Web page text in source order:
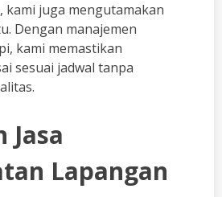
kami juga mengutamakan
Dengan manajemen
kami memastikan
sesuai jadwal tanpa
Jasa
Lapangan